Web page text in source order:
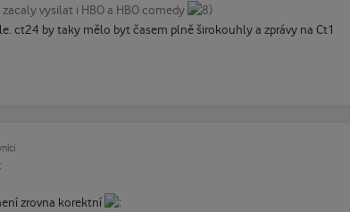
vysilat i HBO a HBO comedy
ct24 by taky mělo byt časem plně širokouhly a zprávy na Ct1
zrovna korektní